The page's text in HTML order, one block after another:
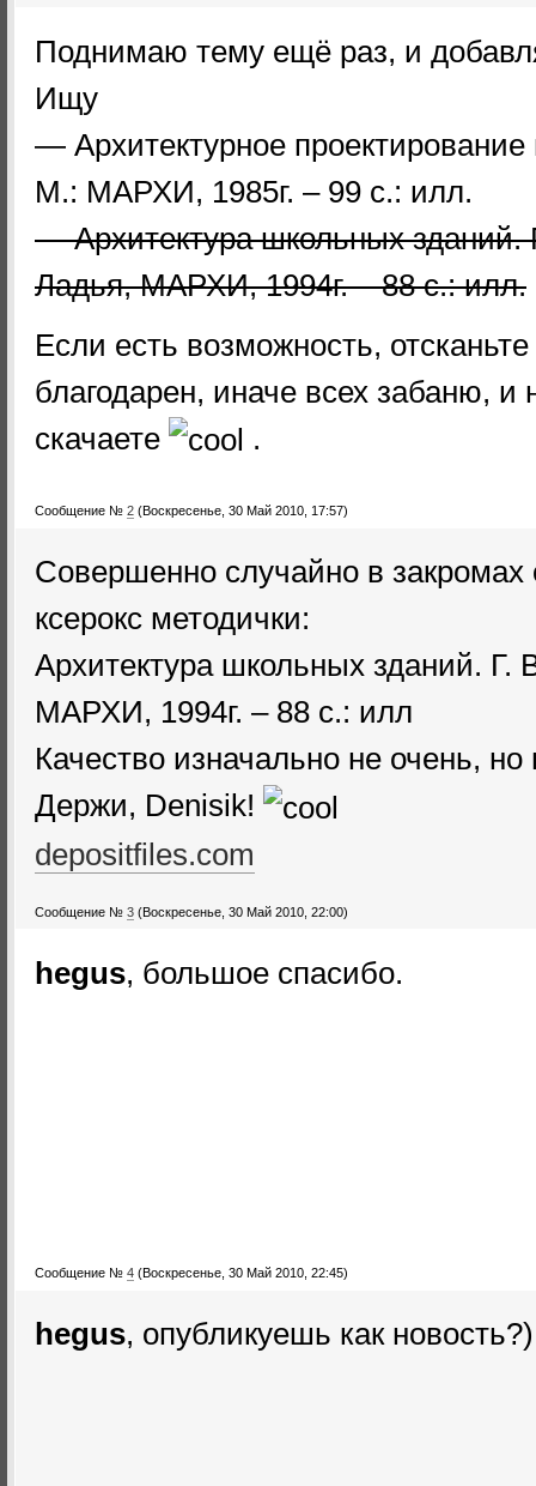
Поднимаю тему ещё раз, и
Ищу
— Архитектурное
М.: МАРХИ, 1985г. – 99 с.: илл.
— Архитектура школьных
Ладья, МАРХИ, 1994г. – 88 с.: илл.
Если есть возможность,
благодарен, иначе всех забаню, и
скачаете
.
Сообщение № 2 (Воскресенье, 30 Май 2010, 17:57)
Совершенно случайно в
ксерокс методички:
Архитектура школьных зданий.
МАРХИ, 1994г. – 88 с.: илл
Качество изначально не очень,
Держи, Denisik!
depositfiles.com
Сообщение № 3 (Воскресенье, 30 Май 2010, 22:00)
hegus, большое спасибо.
Сообщение № 4 (Воскресенье, 30 Май 2010, 22:45)
hegus, опубликуешь как новость?)